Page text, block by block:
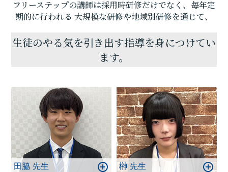
また、「今の勉強の仕方で大丈夫なのだろうか」
「このまま見守っていていいのか」と保護者様も
だけでなく、保護者の方々のお悩みも一緒に解決し
ていけるようにご提案をさせていただきますのでお
気軽にご連絡ください！
みを一緒に整理・改善をしていきます。
そして、お子さまたちの将来の夢を実現できるよう
一緒に頑張っていきたいと考えています。
まずは体験授業を受講いただき、フリーステップの
授業について感じてもらえれば幸いです。
皆様のお悩みやご相談、是非お待ちしておりま
す！！
フリーステップの講師は採用時研修だけでなく、毎年定
期的に行われる 大規模な研修や地域別研修を通じて、
生徒のやる気を引き出す指導を身につけてい
ます。
田脇 先生 榊 先生